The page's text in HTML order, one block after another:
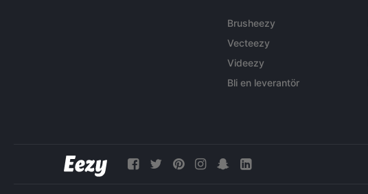
Brusheezy
Vecteezy
Videezy
Bli en leverantör